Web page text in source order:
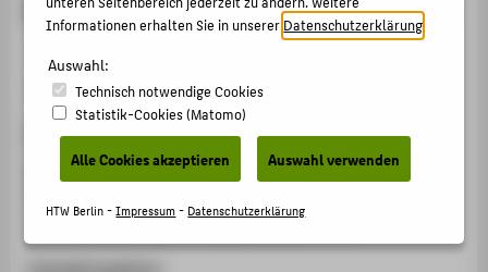
Weniger ist mehr - in jeder Hinsicht
Webseiten / Blog / Forum › 2025
Zitation
Zeitner, Regina; Peyinghaus, Marion; Rodler, Gerhard:
jeder Hinsicht. Hg. von IMMOMEDIEN. 2025.
LEHRE
KARRIERE
INTERNATIONAL
INFORMATIONEN FÜR
STUDIENINTERESSIERTE
Informationen erhalten Sie in unsererDatenschutzerklärung
Auswahl:
Technisch notwendige Cookies
Statistik-Cookies (Matomo)
Alle Cookies akzeptieren Auswahl verwenden
HTW Berlin -Impressum- Datenschutzerklärung